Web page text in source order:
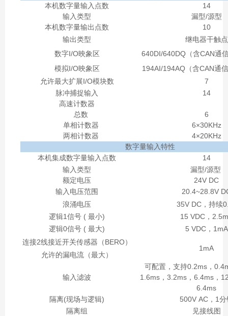
本机数字量输入点数
14
输入类型
漏型/源型
本机数字量输出点数
10
输出类型
继电器干触点
数字I/O映象区
640DI/640DQ（含CAN通
模拟I/O映象区
194AI/194AQ（含CAN通
允许最大扩展I/O模块数
7
脉冲捕捉输入
14
高速计数器
总数
6
单相计数器
6×30KHz
两相计数器
4×20KHz
数字量输入特性
本机集成数字量输入点数
14
输入类型
漏型/源型
额定电压
24V DC
输入电压范围
20.4~28.8V
浪涌电压
35V DC，持续
逻辑1信号 ( 最小)
15 VDC，
逻辑0信号 ( 最大)
5 VDC，1mA
连接2线接近开关传感器（BERO）
1mA
允许的漏电流（最大）
输入滤波
可配置，支持0.2ms，
1.6ms，3.2ms，6.4ms，
6.4ms
隔离(现场与逻辑)
500V AC，1分
隔离组
见接线图